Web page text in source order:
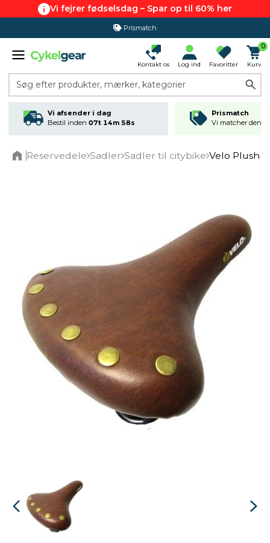
Vi fejrer fødselsdag – Spar op til 60% her
Prismatch
Kontakt os Log ind Favoritter
0
Kurv
Søg efter produkter, mærker, kategorier
Vi afsender i dag
Bestil inden 07t 14m 57s
Prismatch
Vi matcher den
Reservedele Sadler Sadler til citybike Velo Plush